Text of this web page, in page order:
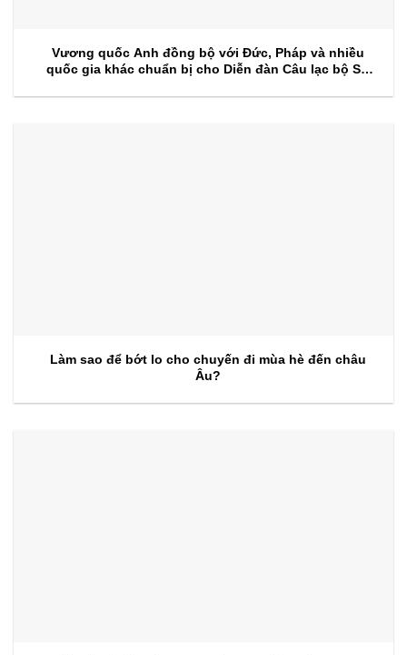
Vương quốc Anh đồng bộ với Đức, Pháp và nhiều
quốc gia khác chuẩn bị cho Diễn đàn Câu lạc bộ Sự
Làm sao để bớt lo cho chuyến đi mùa hè đến châu
Âu?